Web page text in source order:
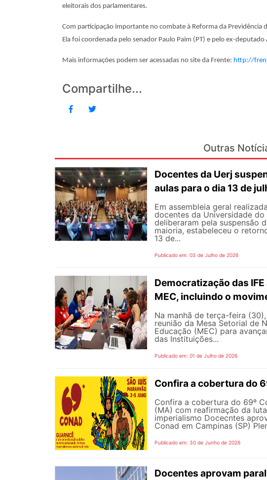
eleitorais dos parlamentares.
Com participação importante no combate à Reforma da Previdência
Ela foi coordenada pelo senador Paulo Paim (PT) e pelo ex-deputado
Mais informações podem ser acessadas no site da Frente: http://
Compartilhe...
Outras
Docentes da Uerj
aulas para o dia 13 de
Em assembleia geral
docentes da Universidade
deliberaram pela suspensão
maioria, estabeleceu o
13 de...
Publicado em: 03 de Julho de 2026
Democratização das
MEC, incluindo o
Na manhã de terça-feira
reunião da Mesa Setorial de
Educação (MEC) para
das Instituições...
Publicado em: 01 de Julho de 2026
Confira a cobertura do
Confira a cobertura do 69º
(MA) com reafirmação da
imperialismo Docecntes
Conad em Campinas (SP)
Publicado em: 30 de Junho de 2026
Docentes aprovam